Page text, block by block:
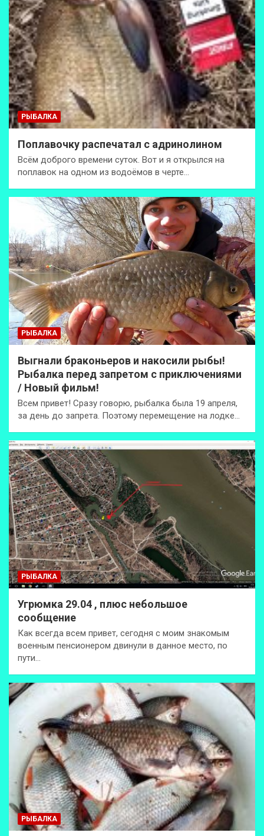
РЫБАЛКА
Поплавочку распечатал с адринолином
Всём доброго времени суток. Вот и я открылся на
поплавок на одном из водоёмов в черте…
РЫБАЛКА
Выгнали браконьеров и накосили рыбы!
Рыбалка перед запретом с приключениями
/ Новый фильм!
Всем привет! Сразу говорю, рыбалка была 19 апреля,
за день до запрета. Поэтому перемещение на лодке…
РЫБАЛКА
Угрюмка 29.04 , плюс небольшое
сообщение
Как всегда всем привет, сегодня с моим знакомым
военным пенсионером двинули в данное место, по
пути…
РЫБАЛКА